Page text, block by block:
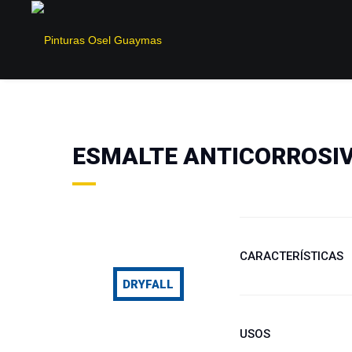
ESMALTE
DRYFALL
CARACTERÍSTICAS
industrial, con secado
USOS